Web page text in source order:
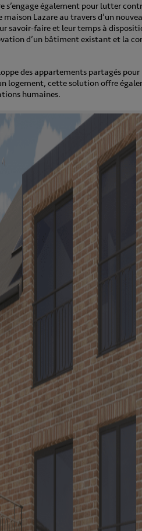
s’engage également pour lutter
Lazare au travers d’un
savoir-faire et leur temps à
d’un bâtiment existant et la
des appartements partagés
logement, cette solution offre
humaines.